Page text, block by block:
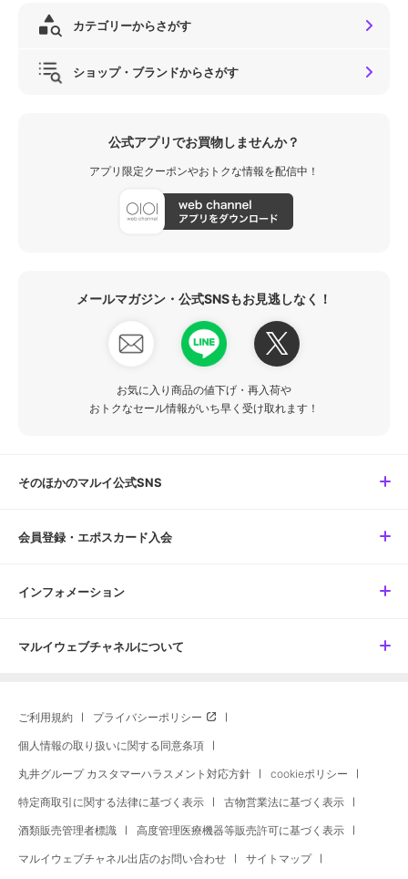
カテゴリーからさがす
ショップ・ブランドからさがす
公式アプリでお買物しませんか？
アプリ限定クーポンやおトクな情報を配信中！
メールマガジン・公式SNSもお見逃しなく！
お気に入り商品の値下げ・再入荷や
おトクなセール情報がいち早く受け取れます！
そのほかのマルイ公式SNS
会員登録・エポスカード入会
インフォメーション
マルイウェブチャネルについて
ご利用規約 プライバシーポリシー
個人情報の取り扱いに関する同意条項
丸井グループ カスタマーハラスメント対応方針 cookieポリシー
特定商取引に関する法律に基づく表示 古物営業法に基づく表示
酒類販売管理者標識 高度管理医療機器等販売許可に基づく表示
マルイウェブチャネル出店のお問い合わせ サイトマップ